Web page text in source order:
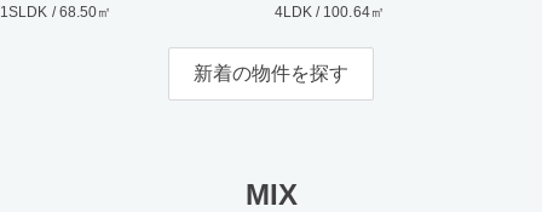
1SLDK / 68.50㎡
4LDK / 100.64㎡
新着の物件を探す
MIX